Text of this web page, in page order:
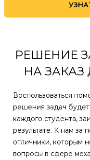
РЕШЕНИЕ
НА ЗАКАЗ
Воспользоваться
решения задач
каждого студента,
результате. К нам
отличники, которым
вопросы в сфере